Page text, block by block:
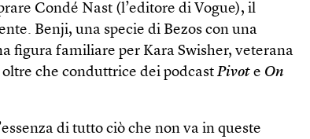
Condé Nast (l’editore di Vogue), il
Benji, una specie di Bezos con una
figura familiare per Kara Swisher, veterana
che conduttrice dei podcastPivot e On
di tutto ciò che non va in queste